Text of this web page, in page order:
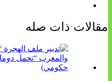
مقالات ذات صله